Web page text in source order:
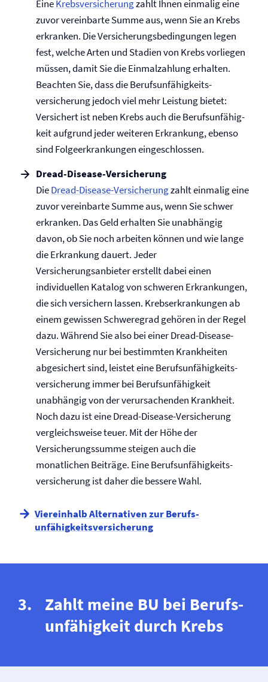
EineKrebs­versicherungzahlt Ihnen einmalig eine
zuvor vereinbarte Summe aus, wenn Sie an Krebs
erkranken. Die Versicherungs­bedingungen legen
fest, welche Arten und Stadien von Krebs vorliegen
müssen, damit Sie die Einmalzahlung erhalten.
Beachten Sie, dass die Berufs­unfähigkeits­
versicherung jedoch viel mehr Leistung bietet:
Versichert ist neben Krebs auch die Be­rufs­un­fähig­
keit aufgrund jeder weiteren Erkrankung, ebenso
sind Folge­erkrankungen eingeschlossen.
Dread-Disease-Versicherung
DieDread-Disease-Versicherungzahlt einmalig eine
zuvor vereinbarte Summe aus, wenn Sie schwer
erkranken. Das Geld erhalten Sie unabhängig
davon, ob Sie noch arbeiten können und wie lange
die Erkrankung dauert. Jeder
Versicherungsanbieter erstellt dabei einen
individuellen Katalog von schweren Erkrankungen,
die sich versichern lassen. Krebs­erkrankungen ab
einem gewissen Schweregrad gehören in der Regel
dazu. Während Sie also bei einer Dread-Disease-
Versicherung nur bei bestimmten Krankheiten
abgesichert sind, leistet eine Berufs­unfähigkeits­
versicherung immer bei Berufs­unfähigkeit
unabhängig von der verursachenden Krankheit.
Noch dazu ist eine Dread-Disease-Versicherung
vergleichsweise teuer. Mit der Höhe der
Versicherungssumme steigen auch die
monatlichen Beiträge. Eine Berufs­unfähigkeits­
versicherung ist daher die bessere Wahl.
Viereinhalb Alternativen zur Berufs­
unfähigkeits­versicherung
Zahlt meine BU bei Berufs­
unfähigkeit durch Krebs